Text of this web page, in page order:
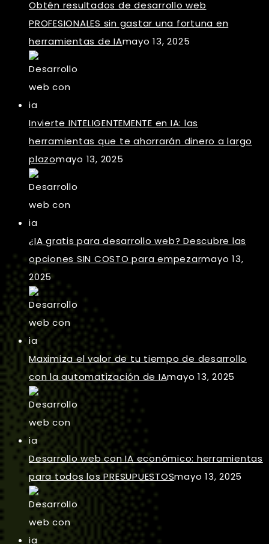
Obtén resultados de desarrollo web
PROFESIONALES sin gastar una fortuna en
herramientas de IAmayo 13, 2025
Invierte INTELIGENTEMENTE en IA: las
herramientas que te ahorrarán dinero a largo
plazomayo 13, 2025
¿IA gratis para desarrollo web? Descubre las
opciones SIN COSTO para empezarmayo 13,
2025
Maximiza el valor de tu tiempo de desarrollo
con la automatización de IAmayo 13, 2025
Desarrollo web con IA económico: herramientas
para todos los PRESUPUESTOSmayo 13, 2025